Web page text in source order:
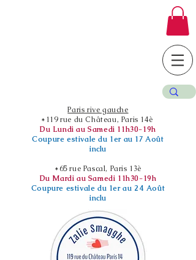
Paris rive gauche
*119 rue du Château, Paris 14è
Du Lundi au Samedi 11h30-19h
Coupure estivale du 1er au 17 Août
inclu
*65 rue Pascal, Paris 13è
Du Mardi au Samedi 11h30-19h
Coupure estivale du 1er au 24 Août
inclu